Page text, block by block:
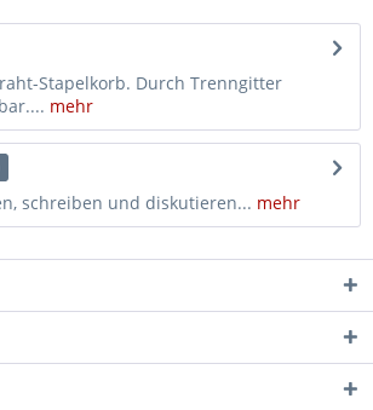
Stapelkorb. Durch Trenngitter
mehr
schreiben und diskutieren... mehr